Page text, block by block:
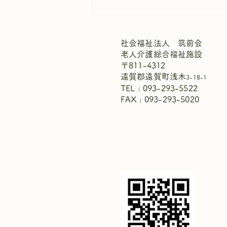
社会福祉法人 筑前会
老人介護総合福祉施設
〒811-4312
遠賀郡遠賀町浅木3-18-1
TEL : 093-293-5522
FAX : 093-293-5020